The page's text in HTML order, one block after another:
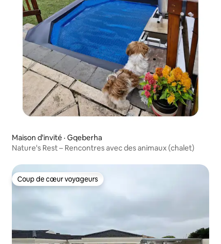
Maison d'invité · Gqeberha
Nature's Rest – Rencontres avec des animaux (chalet)
Coup de cœur voyageurs
Coup de cœur voyageurs